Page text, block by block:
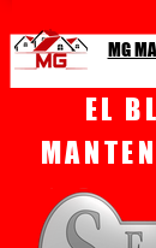
MG
EL